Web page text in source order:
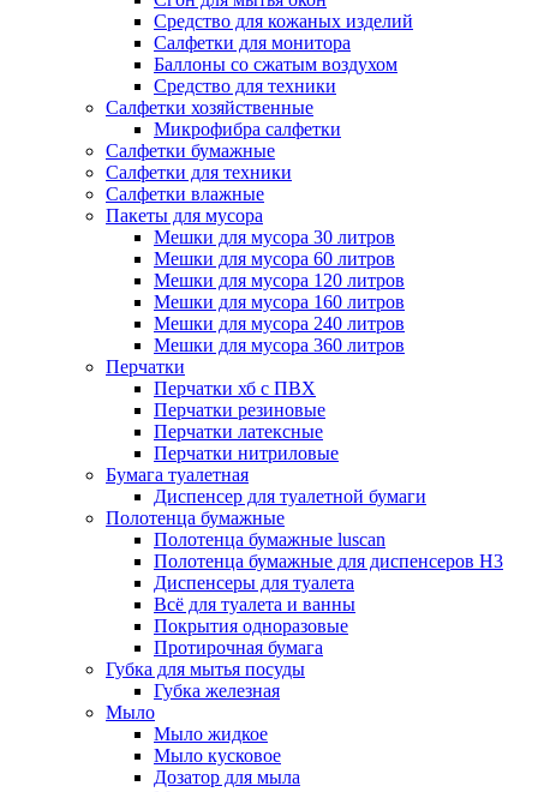
Средство для кожаных изделий
Салфетки для монитора
Баллоны со сжатым воздухом
Средство для техники
Салфетки хозяйственные
Микрофибра салфетки
Салфетки бумажные
Салфетки для техники
Салфетки влажные
Пакеты для мусора
Мешки для мусора 30 литров
Мешки для мусора 60 литров
Мешки для мусора 120 литров
Мешки для мусора 160 литров
Мешки для мусора 240 литров
Мешки для мусора 360 литров
Перчатки
Перчатки хб с ПВХ
Перчатки резиновые
Перчатки латексные
Перчатки нитриловые
Бумага туалетная
Диспенсер для туалетной бумаги
Полотенца бумажные
Полотенца бумажные luscan
Полотенца бумажные для диспенсеров H3
Диспенсеры для туалета
Всё для туалета и ванны
Покрытия одноразовые
Протирочная бумага
Губка для мытья посуды
Губка железная
Мыло
Мыло жидкое
Мыло кусковое
Дозатор для мыла